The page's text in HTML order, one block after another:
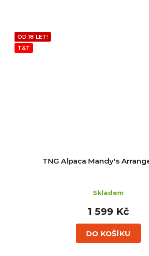
OD 18 LET!
T&T
TNG Alpaca Mandy's
Skladem
1 599 Kč
DO KOŠÍKU